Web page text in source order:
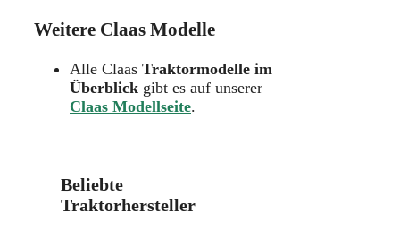
Weitere Claas Modelle
Alle Claas Traktormodelle im
Überblick gibt es auf unserer
Claas Modellseite.
Beliebte
Traktorhersteller